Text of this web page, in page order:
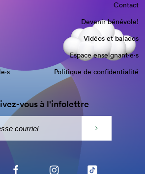
Contact
Devenir bénévole!
Vidéos et balados
Espace enseignant·e⋅s
Politique de confidentialité
vous à l'infolettre